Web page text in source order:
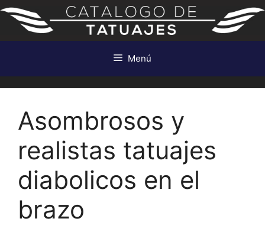
Saltar
contenido
Menú
Asombrosos y
realistas tatuajes
diabolicos en el
brazo